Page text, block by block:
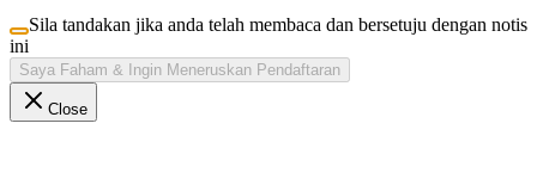
Sila tandakan jika anda telah membaca dan bersetuju dengan notis
ini
Saya Faham & Ingin Meneruskan Pendaftaran
Close